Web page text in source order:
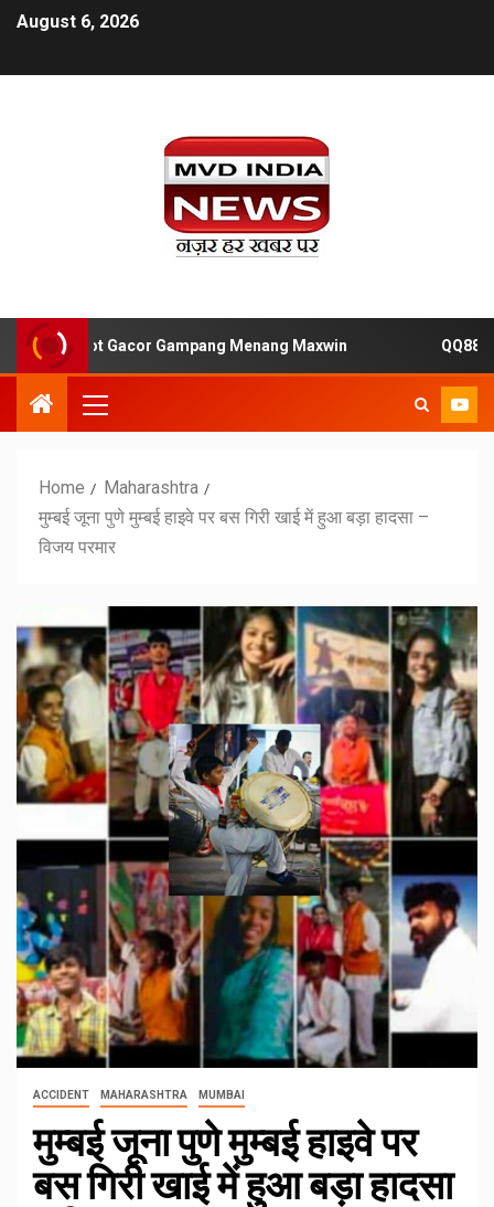
August 6, 2026
Slot Gacor Gampang Menang Maxwin QQ88
Home
Maharashtra
मुम्बई जूना पुणे मुम्बई हाइवे पर बस गिरी खाई में हुआ बड़ा हादसा –
विजय परमार
ACCIDENT MAHARASHTRA MUMBAI
मुम्बई जूना पुणे मुम्बई हाइवे पर
बस गिरी खाई में हुआ बड़ा हादसा